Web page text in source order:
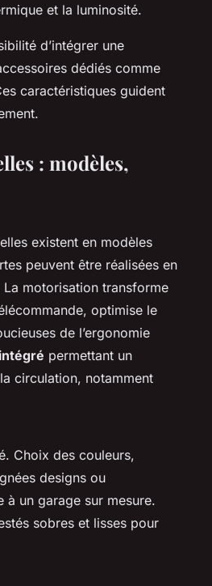
et la luminosité.
d’intégrer une
dédiés comme
caractéristiques guident
: modèles,
existent en modèles
peuvent être réalisées en
motorisation transforme
optimise le
de l’ergonomie
permettant un
circulation, notamment
Choix des couleurs,
designs ou
un garage sur mesure.
sobres et lisses pour